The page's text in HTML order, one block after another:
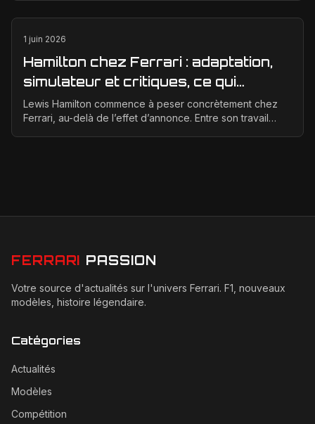
1 juin 2026
Hamilton chez Ferrari : adaptation,
simulateur et critiques, ce qui
change vraiment pour la Scuderia
Lewis Hamilton commence à peser concrètement chez
Ferrari, au-delà de l’effet d’annonce. Entre son travail
FERRARI PASSION
Votre source d'actualités sur l'univers Ferrari. F1, nouveaux
modèles, histoire légendaire.
Catégories
Actualités
Modèles
Compétition